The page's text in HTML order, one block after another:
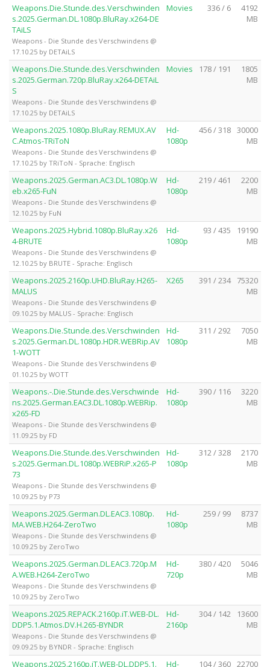
Weapons.Die.Stunde.des.Verschwinden
s.2025.German.DL.1080p.BluRay.x264-DE
TAiLS
Weapons - Die Stunde des Verschwindens @
17.10.25 by DETAiLS
Movies 336 / 6
4192
MB
Weapons.Die.Stunde.des.Verschwinden
s.2025.German.720p.BluRay.x264-DETAiL
S
Weapons - Die Stunde des Verschwindens @
17.10.25 by DETAiLS
Movies 178 / 191
1805
MB
Weapons.2025.1080p.BluRay.REMUX.AV
C.Atmos-TRiToN
Weapons - Die Stunde des Verschwindens @
17.10.25 by TRiToN - Sprache: Englisch
Hd-
1080p
456 / 318 30000
MB
Weapons.2025.German.AC3.DL.1080p.W
eb.x265-FuN
Weapons - Die Stunde des Verschwindens @
12.10.25 by FuN
Hd-
1080p
219 / 461
2200
MB
Weapons.2025.Hybrid.1080p.BluRay.x26
4-BRUTE
Weapons - Die Stunde des Verschwindens @
12.10.25 by BRUTE - Sprache: Englisch
Hd-
1080p
93 / 435
19190
MB
Weapons.2025.2160p.UHD.BluRay.H265-
MALUS
Weapons - Die Stunde des Verschwindens @
09.10.25 by MALUS - Sprache: Englisch
X265 391 / 234
75320
MB
Weapons.Die.Stunde.des.Verschwinden
s.2025.German.DL.1080p.HDR.WEBRip.AV
1-WOTT
Weapons - Die Stunde des Verschwindens @
01.10.25 by WOTT
Hd-
1080p
311 / 292
7050
MB
Weapons.-.Die.Stunde.des.Verschwinde
ns.2025.German.EAC3.DL.1080p.WEBRip.
x265-FD
Weapons - Die Stunde des Verschwindens @
11.09.25 by FD
Hd-
1080p
390 / 116
3220
MB
Weapons.Die.Stunde.des.Verschwinden
s.2025.German.DL.1080p.WEBRiP.x265-P
73
Weapons - Die Stunde des Verschwindens @
10.09.25 by P73
Hd-
1080p
312 / 328
2170
MB
Weapons.2025.German.DL.EAC3.1080p.
MA.WEB.H264-ZeroTwo
Weapons - Die Stunde des Verschwindens @
10.09.25 by ZeroTwo
Hd-
1080p
259 / 99
8737
MB
Weapons.2025.German.DL.EAC3.720p.M
A.WEB.H264-ZeroTwo
Weapons - Die Stunde des Verschwindens @
10.09.25 by ZeroTwo
Hd-
720p
380 / 420
5046
MB
Weapons.2025.REPACK.2160p.iT.WEB-DL.
DDP5.1.Atmos.DV.H.265-BYNDR
Weapons - Die Stunde des Verschwindens @
09.09.25 by BYNDR - Sprache: Englisch
Hd-
2160p
304 / 142
13600
MB
Weapons.2025.2160p.iT.WEB-DL.DDP5.1. Hd- 104 / 360 22700